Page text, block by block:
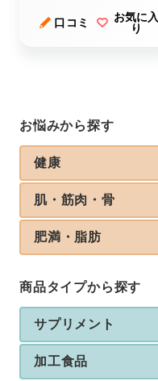
お悩みから探す
健康
肌・筋肉・骨
肥満・脂肪
商品タイプから探す
サプリメント
加工食品
ピーエー）
口コミ
お気に入
り